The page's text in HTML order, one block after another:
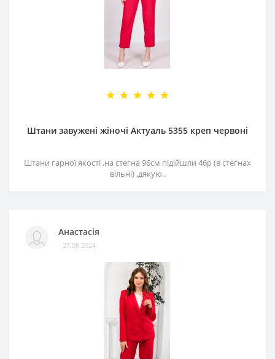
Штани завужені жіночі Актуаль 5355 креп червоні
Штани гарної якості ,на стегна 96см підійшли 46р (в стегнах
вільні) ,дякую..
Анастасія
27.08.2024